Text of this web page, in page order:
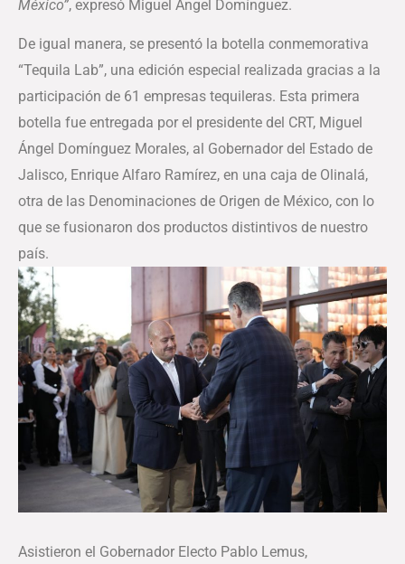
México”, expresó Miguel Ángel Domínguez.
De igual manera, se presentó la botella conmemorativa
“Tequila Lab”, una edición especial realizada gracias a la
participación de 61 empresas tequileras. Esta primera
botella fue entregada por el presidente del CRT, Miguel
Ángel Domínguez Morales, al Gobernador del Estado de
Jalisco, Enrique Alfaro Ramírez, en una caja de Olinalá,
otra de las Denominaciones de Origen de México, con lo
que se fusionaron dos productos distintivos de nuestro
país.
Asistieron el Gobernador Electo Pablo Lemus,